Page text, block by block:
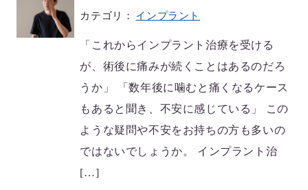
カテゴリ： インプラント
「これからインプラント治療を受ける
が、術後に痛みが続くことはあるのだろ
うか」 「数年後に噛むと痛くなるケース
もあると聞き、不安に感じている」 この
ような疑問や不安をお持ちの方も多いの
ではないでしょうか。 インプラント治
[…]